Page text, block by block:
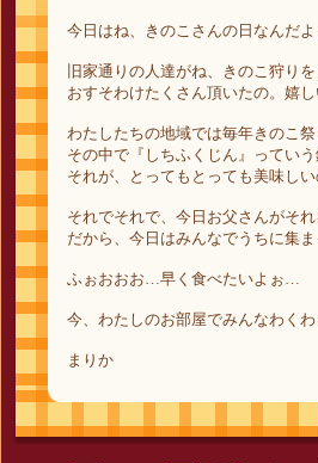
今日はね、きのこさんの日なんだよ
旧家通りの人達がね、きのこ狩り
おすそわけたくさん頂いたの。嬉
わたしたちの地域では毎年きのこ
その中で『しちふくじん』ってい
それが、とってもとっても美味しい
それでそれで、今日お父さんがそ
だから、今日はみんなでうちに集
ふぉおおお…早く食べたいよぉ…
今、わたしのお部屋でみんなわくわ
まりか